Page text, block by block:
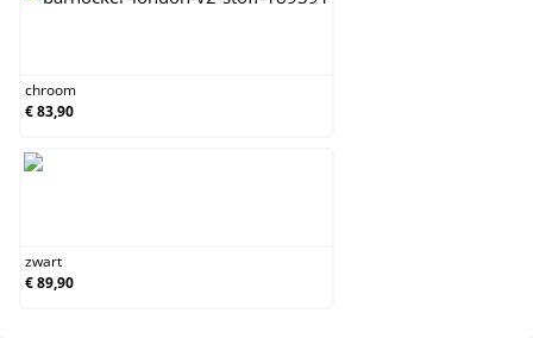
chroom
€ 83,90
zwart
€ 89,90